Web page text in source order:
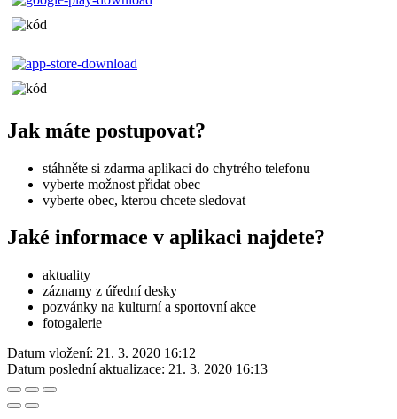
Jak máte postupovat?
stáhněte si zdarma aplikaci do chytrého telefonu
vyberte možnost přidat obec
vyberte obec, kterou chcete sledovat
Jaké informace v aplikaci najdete?
aktuality
záznamy z úřední desky
pozvánky na kulturní a sportovní akce
fotogalerie
Datum vložení: 21. 3. 2020 16:12
Datum poslední aktualizace: 21. 3. 2020 16:13